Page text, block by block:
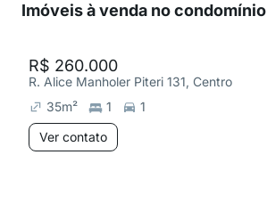
Imóveis à venda no condomínio
R$ 260.000
R. Alice Manholer Piteri 131, Centro
35m² 1
1
Ver contato